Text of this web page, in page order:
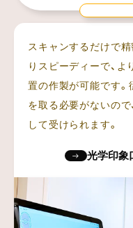
スキャンするだけで
りスピーディーで、
置の作製が可能です
を取る必要がないの
して受けられます。
光学印象